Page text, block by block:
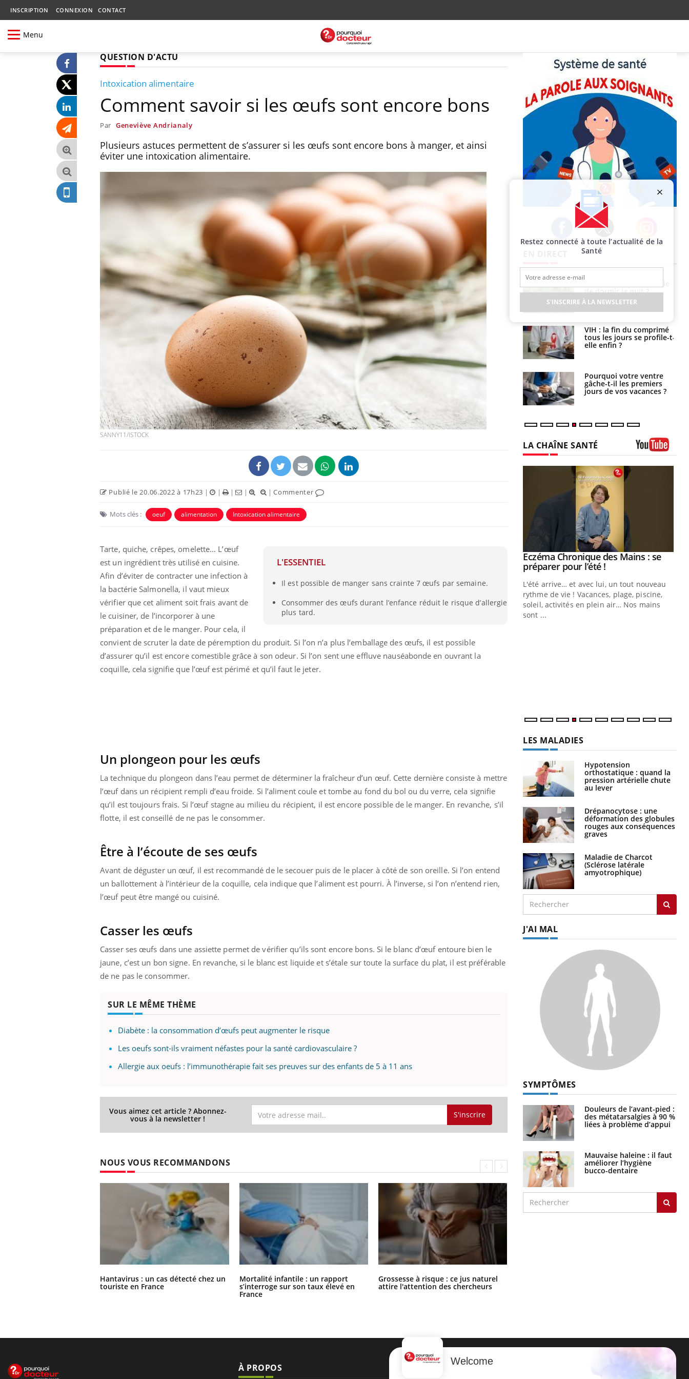
INSCRIPTION CONNEXION CONTACT
Menu
QUESTION D'ACTU
Intoxication alimentaire
Comment savoir si les œufs sont encore bons
Par Geneviève Andrianaly
Plusieurs astuces permettent de s’assurer si les œufs sont encore bons à manger, et ainsi
éviter une intoxication alimentaire.
SANNY11/ISTOCK
Publié le 20.06.2022 à 17h23 | | | | |Commenter
Mots clés : oeuf alimentation Intoxication alimentaire
L'ESSENTIEL
Il est possible de manger sans crainte 7 œufs par semaine.
Consommer des œufs durant l’enfance réduit le risque d’allergie
plus tard.
Tarte, quiche, crêpes, omelette… L’œuf
est un ingrédient très utilisé en cuisine.
Afin d’éviter de contracter une infection à
la bactérie Salmonella, il vaut mieux
vérifier que cet aliment soit frais avant de
le cuisiner, de l’incorporer à une
préparation et de le manger. Pour cela, il
convient de scruter la date de péremption du produit. Si l’on n’a plus l’emballage des œufs, il est possible
d’assurer qu’il est encore comestible grâce à son odeur. Si l’on sent une effluve nauséabonde en ouvrant la
coquille, cela signifie que l’œuf est périmé et qu’il faut le jeter.
Un plongeon pour les œufs
La technique du plongeon dans l’eau permet de déterminer la fraîcheur d’un œuf. Cette dernière consiste à mettre
l’œuf dans un récipient rempli d’eau froide. Si l’aliment coule et tombe au fond du bol ou du verre, cela signifie
qu’il est toujours frais. Si l’œuf stagne au milieu du récipient, il est encore possible de le manger. En revanche, s’il
flotte, il est conseillé de ne pas le consommer.
Être à l’écoute de ses œufs
Avant de déguster un œuf, il est recommandé de le secouer puis de le placer à côté de son oreille. Si l’on entend
un ballottement à l’intérieur de la coquille, cela indique que l’aliment est pourri. À l’inverse, si l’on n’entend rien,
l’œuf peut être mangé ou cuisiné.
Casser les œufs
Casser ses œufs dans une assiette permet de vérifier qu’ils sont encore bons. Si le blanc d’œuf entoure bien le
jaune, c’est un bon signe. En revanche, si le blanc est liquide et s’étale sur toute la surface du plat, il est préférable
de ne pas le consommer.
SUR LE MÊME THÈME
Diabète : la consommation d’œufs peut augmenter le risque
Les oeufs sont-ils vraiment néfastes pour la santé cardiovasculaire ?
Allergie aux oeufs : l’immunothérapie fait ses preuves sur des enfants de 5 à 11 ans
Vous aimez cet article ? Abonnez-
vous à la newsletter ! S'inscrire
NOUS VOUS RECOMMANDONS
Hantavirus : un cas détecté chez un
touriste en France
Mortalité infantile : un rapport
s’interroge sur son taux élevé en
France
Grossesse à risque : ce jus naturel
attire l'attention des chercheurs
Facebook Twitter Instagram
Hantavirus : un cas
détecté chez un touriste
en France
Mortalité infantile : un
rapport s’interroge sur
son taux élevé en France
Grossesse à risque : ce jus
naturel attire l'attention
Comment oublier les
écrans en vacances ?
Toujours connectés :
comment le travail
empiète de plus en plus
sur nos soirées
Cancer colorectal : une
stratégie simple aurait
changé la donne au Pays
basque
Chikungunya, dengue,
West Nile : que se passe-
t-il dans le sud de la
France ?
Les médicaments GLP-1
protègent-ils aussi les os
Cytomégalovirus : ce qui
de dormir la nuit ?
VIH : la fin du comprimé
tous les jours se profile-t-
elle enfin ?
Pourquoi votre ventre
gâche-t-il les premiers
jours de vos vacances ?
LA CHAÎNE SANTÉ
Eczéma Chronique des Mains :
expliquer ma maladieYoutube
Il y a des sujets qui sont faciles à aborder...
d'autres non ! D'un côté, poser des
questions sur la maladie d'un proche c'est
Carence en fer : comprendre pour
prévenir Youtube
Fatigue, irritabilité, brouillard mental ou
même alopécie… Les symptômes de la
carence en fer sont multiples ce qui la rend
En 2026, l'insuline dans le diabète de type 2
patients comme parfois chez les soignants.
Youtube
Eczéma Chronique des Mains : se
préparer pour l’été !Youtube
L'été arrive… et avec lui, un tout nouveau
rythme de vie ! Vacances, plage, piscine,
soleil, activités en plein air… Nos mains
sont ...
LES MALADIES
Hypotension
orthostatique : quand la
pression artérielle chute
au lever
Drépanocytose : une
déformation des globules
rouges aux conséquences
graves
Maladie de Charcot
(Sclérose latérale
amyotrophique)
J'AI MAL
SYMPTÔMES
Douleurs de l’avant-pied :
des métatarsalgies à 90 %
liées à problème d’appui
Mauvaise haleine : il faut
améliorer l’hygiène
bucco-dentaire
Restez connecté à toute l’actualité de la
Santé
S'INSCRIRE À LA NEWSLETTER
À PROPOS NEWSLETTER
Welcome